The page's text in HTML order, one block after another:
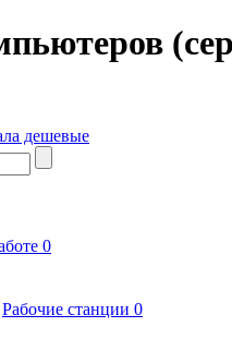
дешевые
0
Рабочие станции 0